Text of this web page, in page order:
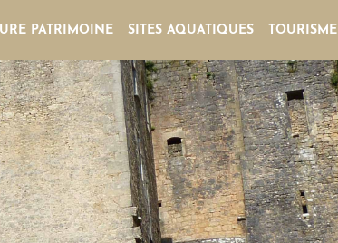
PATRIMOINE SITES AQUATIQUES TOURISME